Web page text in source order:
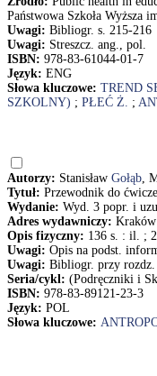
Państwowa Szkoła Wyższa
Uwagi: Bibliogr. s. 215-216
Uwagi: Streszcz. ang., pol.
ISBN: 978-83-61044-01-7
Język: ENG
Słowa kluczowe: TREND
SZKOLNY) ; PŁEĆ Ż. ;
Autorzy: Stanisław Gołąb,
Tytuł: Przewodnik do
Wydanie: Wyd. 3 popr. i
Adres wydawniczy: Kraków
Opis fizyczny: 136 s. : il. ;
Uwagi: Opis na podst.
Uwagi: Bibliogr. przy rozdz.
Seria/cykl: (Podręczniki i
ISBN: 978-83-89121-23-3
Język: POL
Słowa kluczowe: